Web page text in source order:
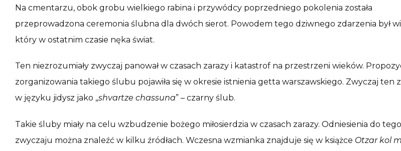
Na cmentarzu, obok grobu wielkiego rabina i przywódcy poprzedniego pokolenia została
przeprowadzona ceremonia ślubna dla dwóch sierot. Powodem tego dziwnego zdarzenia był
który w ostatnim czasie nęka świat.
Ten niezrozumiały zwyczaj panował w czasach zarazy i katastrof na przestrzeni wieków.
zorganizowania takiego ślubu pojawiła się w okresie istnienia getta warszawskiego. Zwyczaj ten
w języku jidysz jako „shvartze chassuna” – czarny ślub.
Takie śluby miały na celu wzbudzenie bożego miłosierdzia w czasach zarazy. Odniesienia do tego
zwyczaju można znaleźć w kilku źródłach. Wczesna wzmianka znajduje się w książce Otzar kol